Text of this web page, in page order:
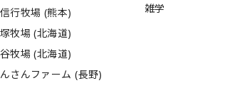
行牧場 (熊本)
牧場 (北海道)
牧場 (北海道)
さんファーム (長野)
雑学